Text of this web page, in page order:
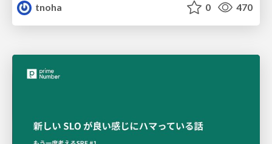
tnoha
0 470